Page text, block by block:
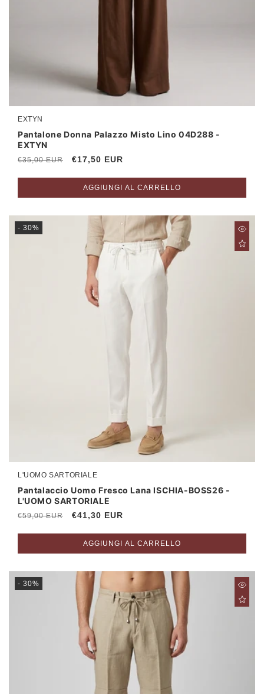
Produttore:
EXTYN
Pantalone Donna Palazzo Misto Lino 04D288 -
EXTYN
Prezzo
€35,00 EUR
Prezzo
€17,50 EUR
AGGIUNGI AL CARRELLO
- 30%
Produttore:
L'UOMO SARTORIALE
Pantalaccio Uomo Fresco Lana ISCHIA-BOSS26 -
L'UOMO SARTORIALE
Prezzo
€59,00 EUR
Prezzo
€41,30 EUR
AGGIUNGI AL CARRELLO
- 30%